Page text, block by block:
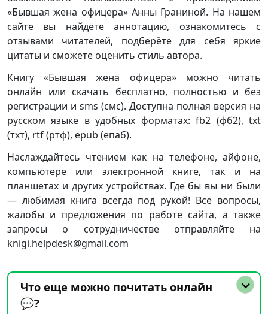
«Бывшая жена офицера» Анны Граниной. На нашем
сайте вы найдёте аннотацию, ознакомитесь с
отзывами читателей, подберёте для себя яркие
цитаты и сможете оценить стиль автора.
Книгу «Бывшая жена офицера» можно читать
онлайн или скачать бесплатно, полностью и без
регистрации и sms (смс). Доступна полная версия на
русском языке в удобных форматах: fb2 (фб2), txt
(тхт), rtf (ртф), epub (епаб).
Наслаждайтесь чтением как на телефоне, айфоне,
компьютере или электронной книге, так и на
планшетах и других устройствах. Где бы вы ни были
— любимая книга всегда под рукой! Все вопросы,
жалобы и предложения по работе сайта, а также
запросы о сотрудничестве отправляйте на
knigi.helpdesk@gmail.com
Что еще можно почитать онлайн
💬?